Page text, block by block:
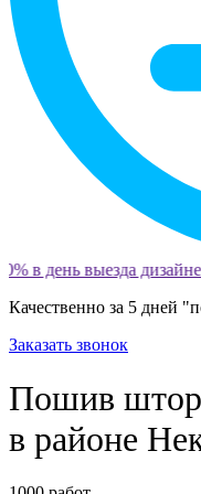
в день выезда
Качественно за 5 дней
Заказать звонок
Пошив штор
в районе